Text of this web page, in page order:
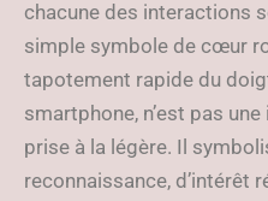
chacune des interactions
simple symbole de cœur
tapotement rapide du
smartphone, n’est pas
prise à la légère. Il
reconnaissance, d’intérêt